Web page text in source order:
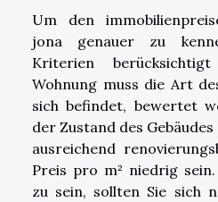
Um den
jona genauer zu
Kriterien
Wohnung muss die Art
sich befindet, bewertet
der Zustand des
ausreichend
Preis pro m² niedrig
zu sein, sollten Sie sich